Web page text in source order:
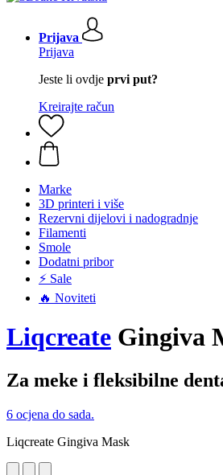
Prijava
Prijava
Jeste li ovdje prvi put?
Kreirajte račun
Marke
3D printeri i više
Rezervni dijelovi i nadogradnje
Filamenti
Smole
Dodatni pribor
⚡ Sale
🔥 Noviteti
Liqcreate Gingiva
Za meke i fleksibilne
6 ocjena do sada.
Liqcreate Gingiva Mask